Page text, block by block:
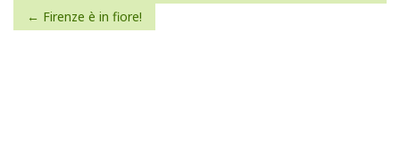
Firenze è in fiore!